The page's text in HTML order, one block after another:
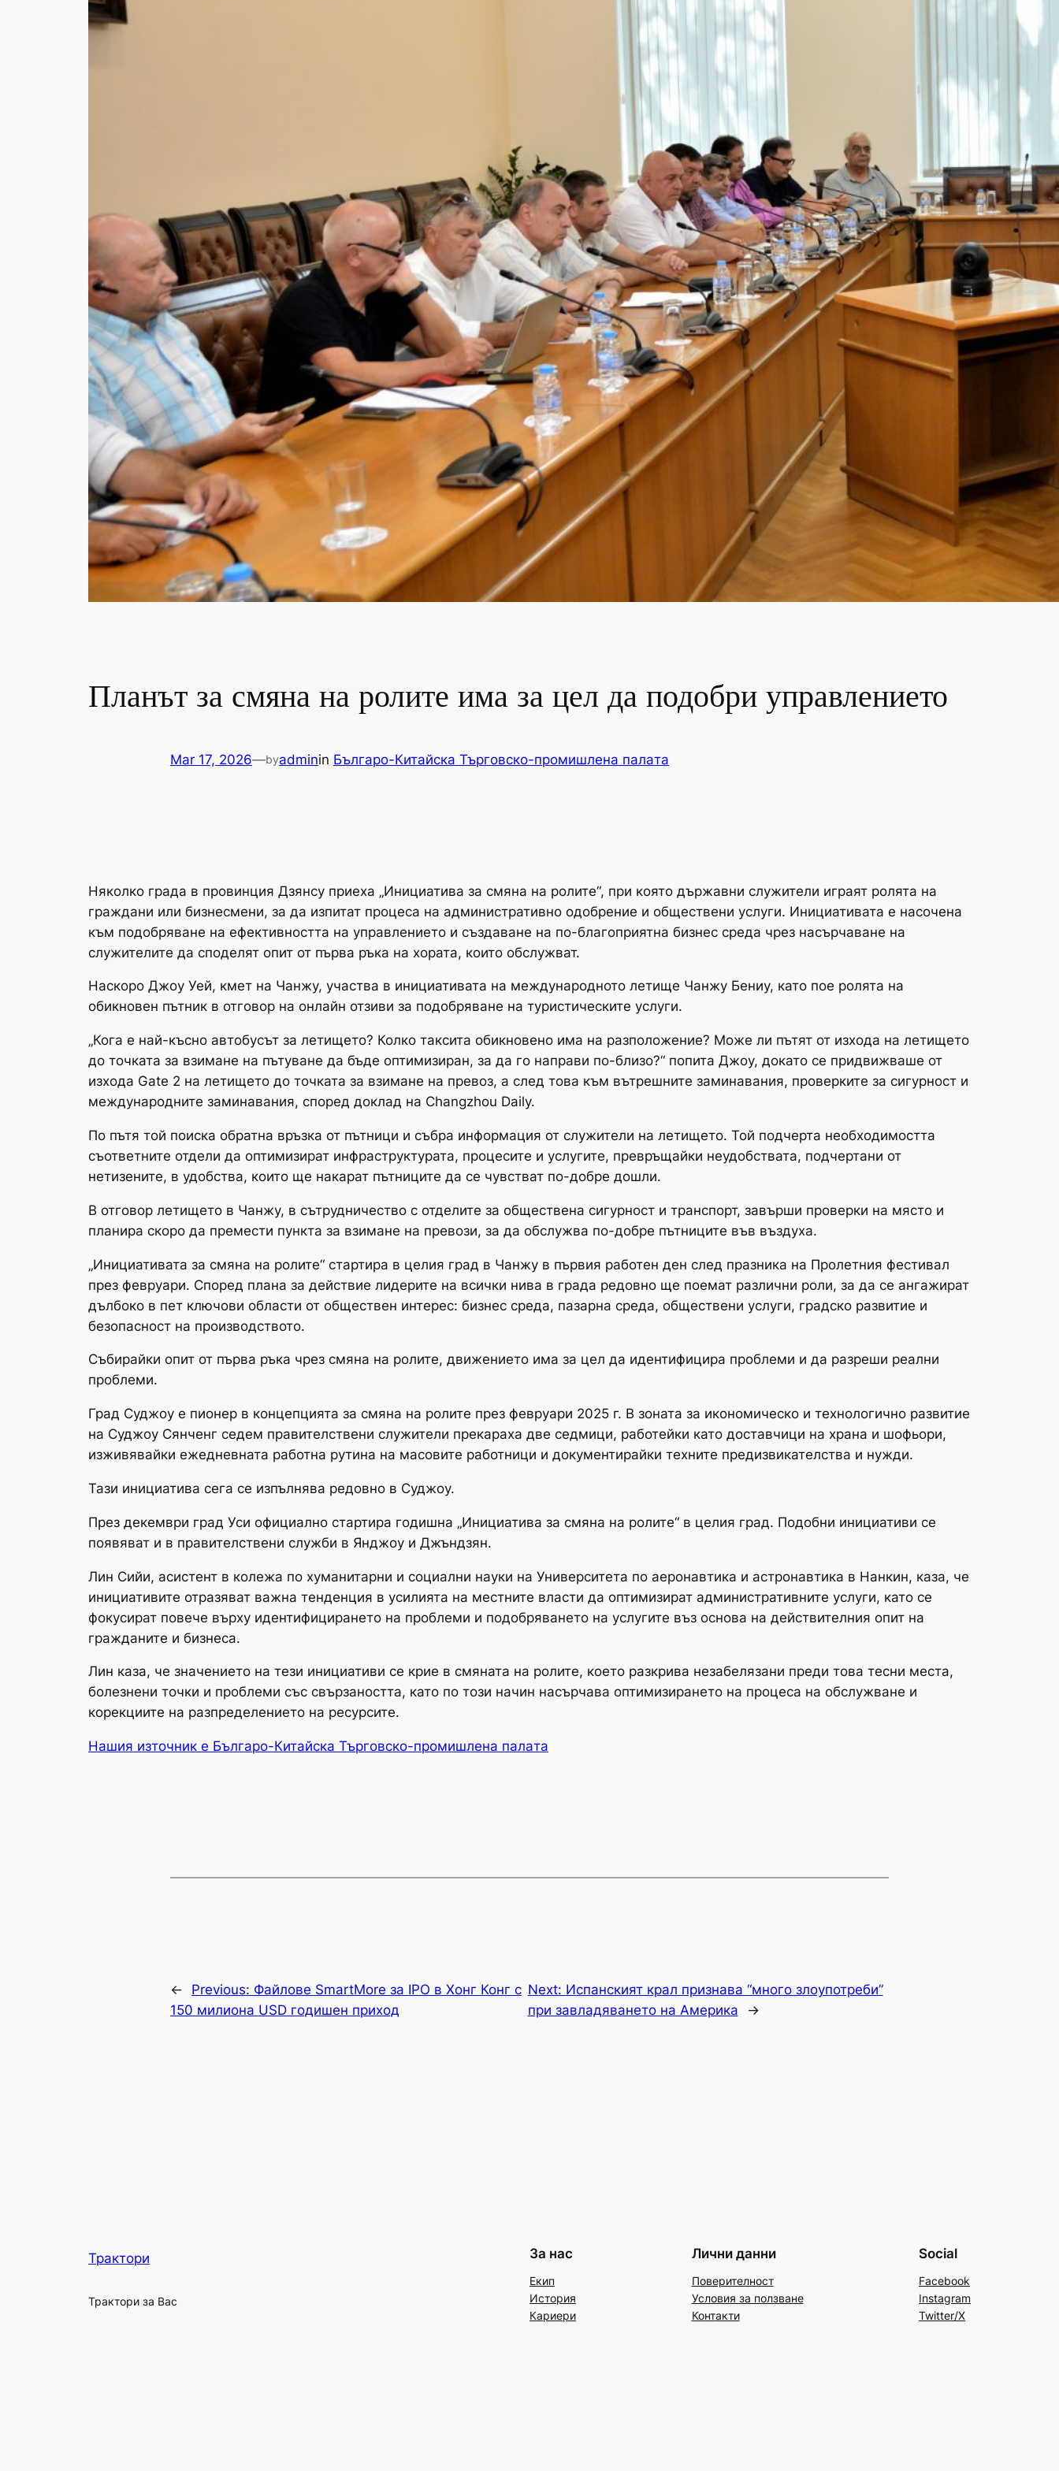
Планът за смяна на ролите има за цел да подобри управлението
Mar 17, 2026—byadminin Българо-Китайска Търговско-промишлена палaта
Няколко града в провинция Дзянсу приеха „Инициатива за смяна на ролите“, при която държавни служители играят ролята на
граждани или бизнесмени, за да изпитат процеса на административно одобрение и обществени услуги. Инициативата е насочена
към подобряване на ефективността на управлението и създаване на по-благоприятна бизнес среда чрез насърчаване на
служителите да споделят опит от първа ръка на хората, които обслужват.
Наскоро Джоу Уей, кмет на Чанжу, участва в инициативата на международното летище Чанжу Бениу, като пое ролята на
обикновен пътник в отговор на онлайн отзиви за подобряване на туристическите услуги.
„Кога е най-късно автобусът за летището? Колко таксита обикновено има на разположение? Може ли пътят от изхода на летището
до точката за взимане на пътуване да бъде оптимизиран, за да го направи по-близо?“ попита Джоу, докато се придвижваше от
изхода Gate 2 на летището до точката за взимане на превоз, а след това към вътрешните заминавания, проверките за сигурност и
международните заминавания, според доклад на Changzhou Daily.
По пътя той поиска обратна връзка от пътници и събра информация от служители на летището. Той подчерта необходимостта
съответните отдели да оптимизират инфраструктурата, процесите и услугите, превръщайки неудобствата, подчертани от
нетизените, в удобства, които ще накарат пътниците да се чувстват по-добре дошли.
В отговор летището в Чанжу, в сътрудничество с отделите за обществена сигурност и транспорт, завърши проверки на място и
планира скоро да премести пункта за взимане на превози, за да обслужва по-добре пътниците във въздуха.
„Инициативата за смяна на ролите“ стартира в целия град в Чанжу в първия работен ден след празника на Пролетния фестивал
през февруари. Според плана за действие лидерите на всички нива в града редовно ще поемат различни роли, за да се ангажират
дълбоко в пет ключови области от обществен интерес: бизнес среда, пазарна среда, обществени услуги, градско развитие и
безопасност на производството.
Събирайки опит от първа ръка чрез смяна на ролите, движението има за цел да идентифицира проблеми и да разреши реални
проблеми.
Град Суджоу е пионер в концепцията за смяна на ролите през февруари 2025 г. В зоната за икономическо и технологично развитие
на Суджоу Сянченг седем правителствени служители прекараха две седмици, работейки като доставчици на храна и шофьори,
изживявайки ежедневната работна рутина на масовите работници и документирайки техните предизвикателства и нужди.
Тази инициатива сега се изпълнява редовно в Суджоу.
През декември град Уси официално стартира годишна „Инициатива за смяна на ролите“ в целия град. Подобни инициативи се
появяват и в правителствени служби в Янджоу и Джъндзян.
Лин Сийи, асистент в колежа по хуманитарни и социални науки на Университета по аеронавтика и астронавтика в Нанкин, каза, че
инициативите отразяват важна тенденция в усилията на местните власти да оптимизират административните услуги, като се
фокусират повече върху идентифицирането на проблеми и подобряването на услугите въз основа на действителния опит на
гражданите и бизнеса.
Лин каза, че значението на тези инициативи се крие в смяната на ролите, което разкрива незабелязани преди това тесни места,
болезнени точки и проблеми със свързаността, като по този начин насърчава оптимизирането на процеса на обслужване и
корекциите на разпределението на ресурсите.
Нашия източник е Българо-Китайска Търговско-промишлена палaта
← Previous: Файлове SmartMore за IPO в Хонг Конг с
150 милиона USD годишен приход
Next: Испанският крал признава “много злоупотреби”
при завладяването на Америка
→
Трактори
Трактори за Вас
За нас
Екип
История
Кариери
Лични данни
Поверителност
Условия за ползване
Контакти
Social
Facebook
Instagram
Twitter/X